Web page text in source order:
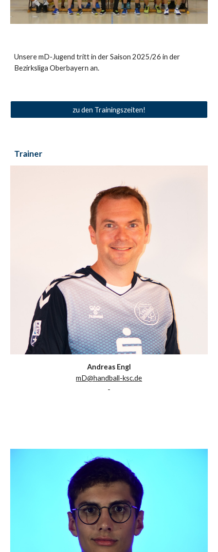
Unsere mD-Jugend tritt in der Saison 2025/26 in der
Bezirksliga Oberbayern an.
zu den Trainingszeiten!
Trainer
Andreas Engl
mD@handball-ksc.de
-